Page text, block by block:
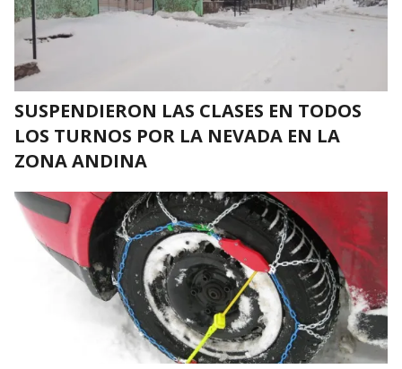
SUSPENDIERON LAS CLASES EN TODOS
LOS TURNOS POR LA NEVADA EN LA
ZONA ANDINA